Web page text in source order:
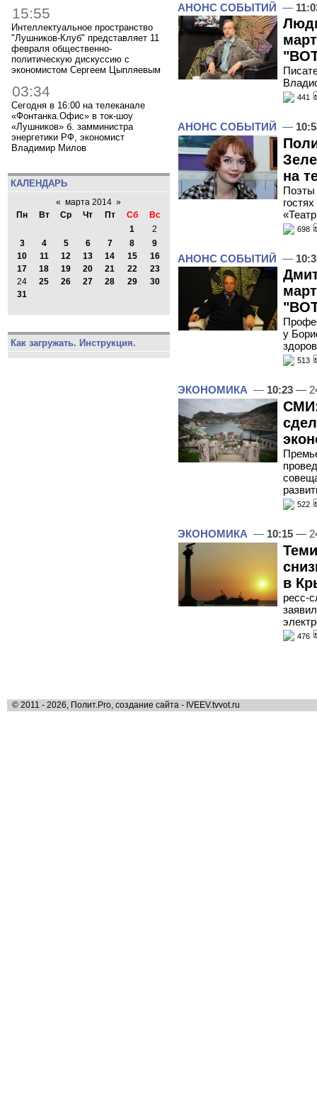
15:55
Интеллектуальное пространство
"Лушников-Клуб" представляет 11
февраля общественно-
политическую дискуссию с
экономистом Сергеем Цыпляевым
03:34
Сегодня в 16:00 на телеканале
«Фонтанка.Офис» в ток-шоу
«Лушников» б. замминистра
энергетики РФ, экономист
Владимир Милов
КАЛЕНДАРЬ
« марта 2014 »
Пн
Вт Ср Чт Пт Сб
Вс
1
2
3
4 5 6 7 8
9
10
11 12 13 14 15
16
17
18 19 20 21 22
23
24
25 26 27 28 29
30
31
Как загружать. Инструкция.
АНОНС СОБЫТИЙ —
441
АНОНС СОБЫТИЙ —
на
Поэты
698
АНОНС СОБЫТИЙ —
у
513
ЭКОНОМИКА — 10:23 —
522
ЭКОНОМИКА — 10:15 —
в
ресс-
476
© 2011 - 2026, Полит.Pro, создание сайта - IVEEV.tvvot.ru